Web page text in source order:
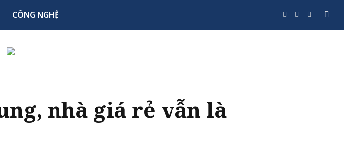
CÔNG NGHỆ Facebook
TwitterInstagram
nhà giá rẻ vẫn là